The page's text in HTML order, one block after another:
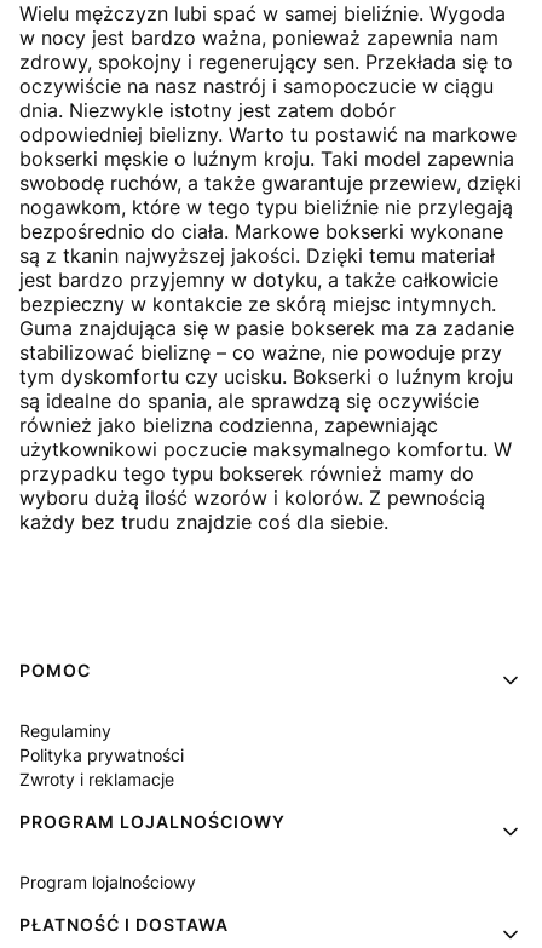
Wielu mężczyzn lubi spać w samej bieliźnie. Wygoda
w nocy jest bardzo ważna, ponieważ zapewnia nam
zdrowy, spokojny i regenerujący sen. Przekłada się to
oczywiście na nasz nastrój i samopoczucie w ciągu
dnia. Niezwykle istotny jest zatem dobór
odpowiedniej bielizny. Warto tu postawić na markowe
bokserki męskie o luźnym kroju. Taki model zapewnia
swobodę ruchów, a także gwarantuje przewiew, dzięki
nogawkom, które w tego typu bieliźnie nie przylegają
bezpośrednio do ciała. Markowe bokserki wykonane
są z tkanin najwyższej jakości. Dzięki temu materiał
jest bardzo przyjemny w dotyku, a także całkowicie
bezpieczny w kontakcie ze skórą miejsc intymnych.
Guma znajdująca się w pasie bokserek ma za zadanie
stabilizować bieliznę – co ważne, nie powoduje przy
tym dyskomfortu czy ucisku. Bokserki o luźnym kroju
są idealne do spania, ale sprawdzą się oczywiście
również jako bielizna codzienna, zapewniając
użytkownikowi poczucie maksymalnego komfortu. W
przypadku tego typu bokserek również mamy do
wyboru dużą ilość wzorów i kolorów. Z pewnością
każdy bez trudu znajdzie coś dla siebie.
Linki w stopce
POMOC
Regulaminy
Polityka prywatności
Zwroty i reklamacje
PROGRAM LOJALNOŚCIOWY
Program lojalnościowy
PŁATNOŚĆ I DOSTAWA